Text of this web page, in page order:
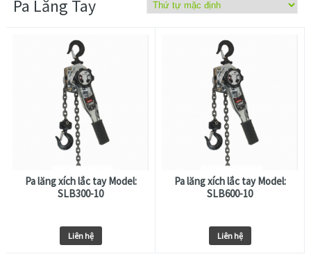
Pa Lăng Tay
Pa lăng xích lắc tay Model:
SLB300-10
Liên hệ
Pa lăng xích lắc tay Model:
SLB600-10
Liên hệ